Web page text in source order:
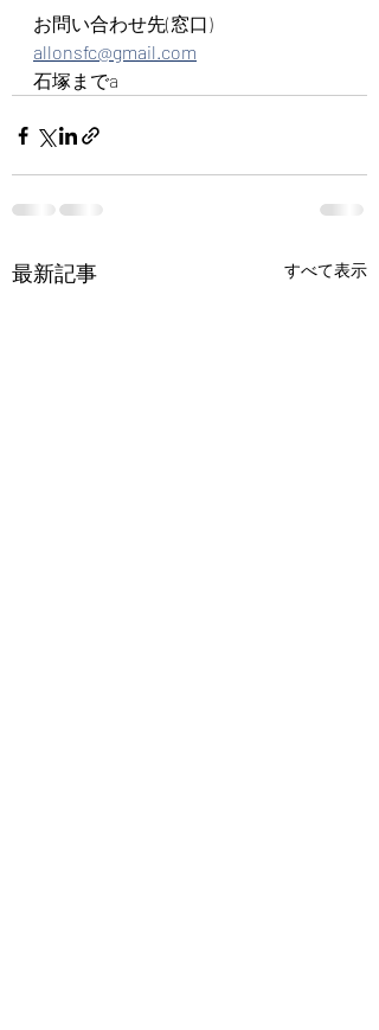
お問い合わせ先(窓口)
allonsfc@gmail.com
石塚までa
最新記事 すべて表示